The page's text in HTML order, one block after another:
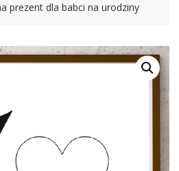
prezent dla babci na urodziny